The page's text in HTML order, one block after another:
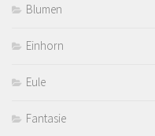
Blumen
Einhorn
Eule
Fantasie